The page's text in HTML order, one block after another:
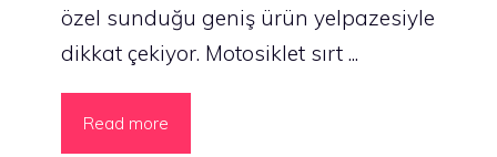
özel sunduğu geniş ürün yelpazesiyle
dikkat çekiyor. Motosiklet sırt ...
Read more